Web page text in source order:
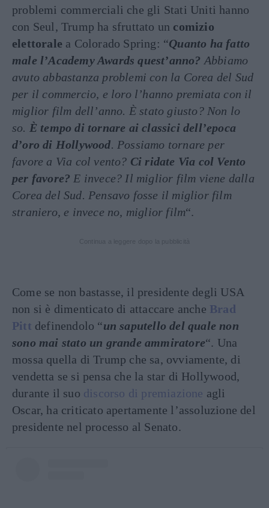
problemi commerciali che gli Stati Uniti hanno
con Seul, Trump ha sfruttato un comizio
elettorale a Colorado Spring: “Quanto ha fatto
male l’Academy Awards quest’anno? Abbiamo
avuto abbastanza problemi con la Corea del Sud
per il commercio, e loro l’hanno premiata con il
miglior film dell’anno. È stato giusto? Non lo
so. È tempo di tornare ai classici dell’epoca
d’oro di Hollywood. Possiamo tornare per
favore a Via col vento? Ci ridate Via col Vento
per favore? E invece? Il miglior film viene dalla
Corea del Sud. Pensavo fosse il miglior film
straniero, e invece no, miglior film“.
Come se non bastasse, il presidente degli USA
non si è dimenticato di attaccare anche Brad
Pitt definendolo “un saputello del quale non
sono mai stato un grande ammiratore“. Una
mossa quella di Trump che sa, ovviamente, di
vendetta se si pensa che la star di Hollywood,
durante il suo discorso di premiazione agli
Oscar, ha criticato apertamente l’assoluzione del
presidente nel processo al Senato.